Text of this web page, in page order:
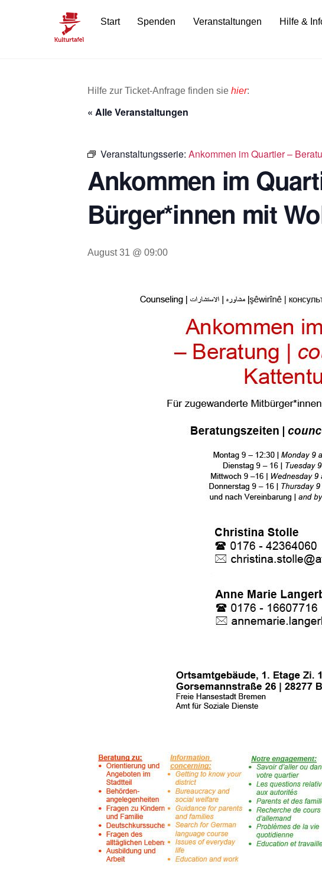
Start Spenden Veranstaltungen Hilfe &
Hilfe zur Ticket-Anfrage finden sie hier:
« Alle Veranstaltungen
Veranstaltungsserie: Ankommen im Quartier –
Ankommen im
Bürger*innen mit
August 31 @ 09:00